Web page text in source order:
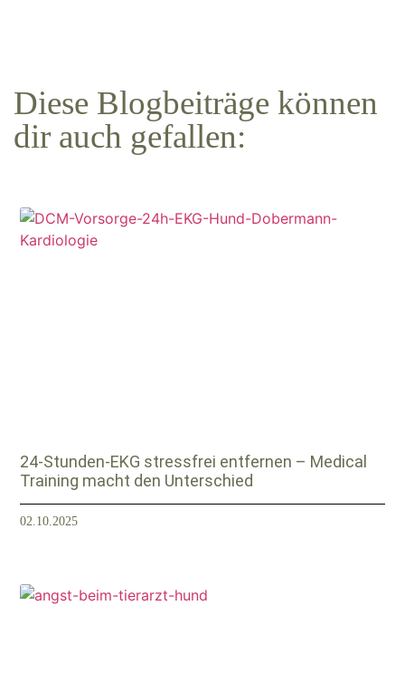
Diese Blogbeiträge können
dir auch gefallen:
24-Stunden-EKG stressfrei entfernen – Medical
Training macht den Unterschied
02.10.2025